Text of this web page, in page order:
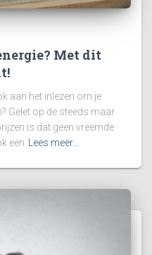
Met dit
aan het inlezen om je
Gelet op de steeds maar
is dat geen vreemde
een
Lees meer…